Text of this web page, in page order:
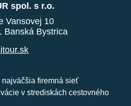
spol. s r.o.
Vansovej 10
Banská Bystrica
firemná sieť
v strediskách cestovného